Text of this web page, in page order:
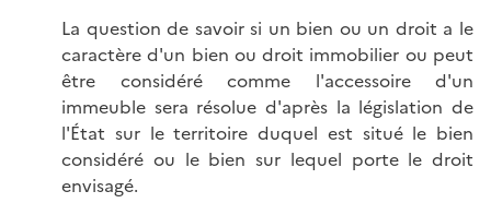
La question de savoir si un bien ou un droit a le
caractère d'un bien ou droit immobilier ou peut
être considéré comme l'accessoire d'un
immeuble sera résolue d'après la législation de
l'État sur le territoire duquel est situé le bien
considéré ou le bien sur lequel porte le droit
envisagé.